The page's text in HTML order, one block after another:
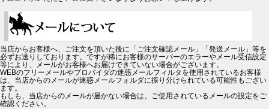
当店からお客様へ、ご注文を頂いた後に「ご注文確認メール」「発送メール」等を
必ずお送りしております。ですが稀にお客様のサーバーのエラーやメール受信設定
等により、メールがお客様へお届けできていない場合がございます。
WEBのフリーメールやプロバイダの迷惑メールフィルタを使用されているお客様
は、当店からのメールが迷惑メールフォルダに振り分けられている可能性もござい
ます。
もしも、当店からのメールが届かない場合は、ご使用されているメールの設定をご
確認ください。